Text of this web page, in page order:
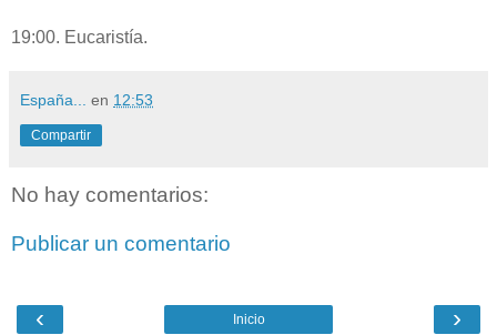
19:00. Eucaristía.
España... en 12:53
Compartir
No hay comentarios:
Publicar un comentario
‹ ›
Inicio